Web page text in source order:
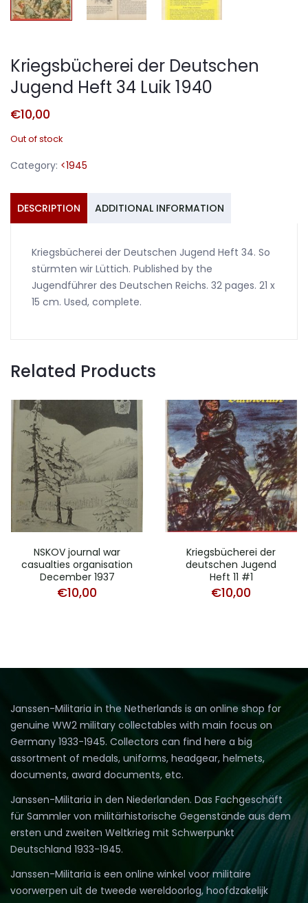
Kriegsbücherei der Deutschen
Jugend Heft 34 Luik 1940
€10,00
Out of stock
Category: <1945
DESCRIPTION ADDITIONAL INFORMATION
Kriegsbücherei der Deutschen Jugend Heft 34. So
stürmten wir Lüttich. Published by the
Jugendführer des Deutschen Reichs. 32 pages. 21 x
15 cm. Used, complete.
Related Products
NSKOV journal war
casualties organisation
December 1937
€10,00
Kriegsbücherei der
deutschen Jugend
Heft 11 #1
€10,00
Janssen-Militaria in the Netherlands is an online shop for
genuine WW2 military collectables with main focus on
Germany 1933-1945. Collectors can find here a big
assortment of medals, uniforms, headgear, helmets,
documents, award documents, etc.
Janssen-Militaria in den Niederlanden. Das Fachgeschäft
für Sammler von militärhistorische Gegenstände aus dem
ersten und zweiten Weltkrieg mit Schwerpunkt
Deutschland 1933-1945.
Janssen-Militaria is een online winkel voor militaire
voorwerpen uit de tweede wereldoorlog, hoofdzakelijk